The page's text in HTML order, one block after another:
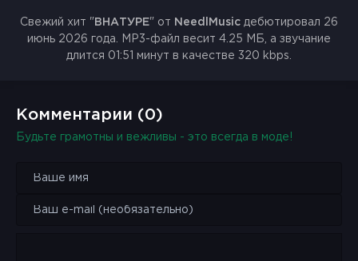
Свежий хит " ВНАТУРЕ" от NeedlMusic дебютировал 26
июнь 2026 года. MP3-файл весит 4.25 МБ, а звучание
длится 01:51 минут в качестве 320 kbps.
Комментарии (0)
Будьте грамотны и вежливы - это всегда в моде!